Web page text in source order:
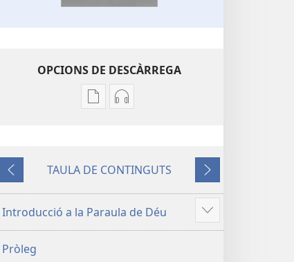
OPCIONS DE DESCÀRREGA
Opcions
la
Bíblia.
Opcions
La
Traducció
del
Anterior
TAULA DE CONTINGUTS
Següent
Introducció a la Paraula de Déu
Vore'n
més
Pròleg